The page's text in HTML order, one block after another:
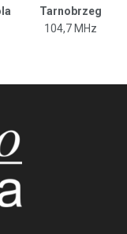
Tarnobrzeg
104,7 MHz